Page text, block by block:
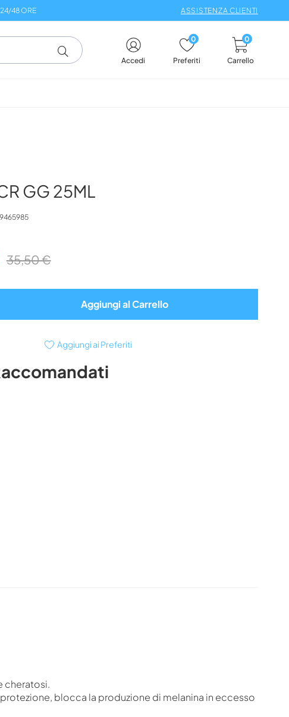
48 ORE ASSISTENZA CLIENTI
Accedi Preferiti
0
Carrello
0
GG 25ML
35,50 €
Aggiungi al Carrello
Aggiungi ai Preferiti
cheratosi.
blocca la produzione di melanina in eccesso